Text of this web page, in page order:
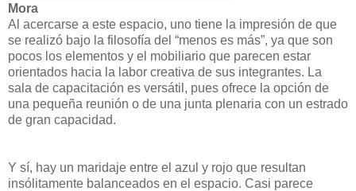
Mora
Al acercarse a este espacio, uno tiene la impresión de que
se realizó bajo la filosofía del “menos es más”, ya que son
pocos los elementos y el mobiliario que parecen estar
orientados hacia la labor creativa de sus integrantes. La
sala de capacitación es versátil, pues ofrece la opción de
una pequeña reunión o de una junta plenaria con un estrado
de gran capacidad.
Y sí, hay un maridaje entre el azul y rojo que resultan
insólitamente balanceados en el espacio. Casi parece